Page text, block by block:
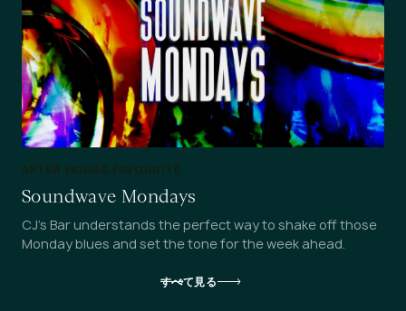
すべて見る
AFTER HOURS FAVOURITE
Soundwave Mondays
CJ's Bar understands the perfect way to shake off those
Monday blues and set the tone for the week ahead.